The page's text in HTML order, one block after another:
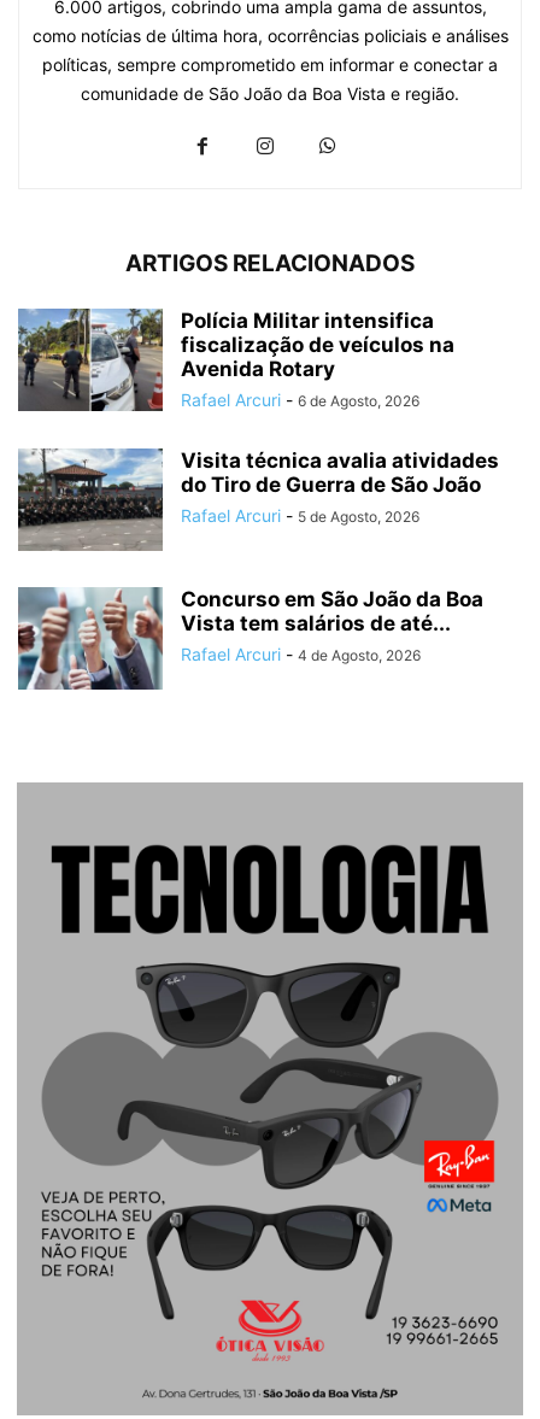
6.000 artigos, cobrindo uma ampla gama de assuntos,
como notícias de última hora, ocorrências policiais e análises
políticas, sempre comprometido em informar e conectar a
comunidade de São João da Boa Vista e região.
ARTIGOS RELACIONADOS
Polícia Militar intensifica
fiscalização de veículos na
Avenida Rotary
Rafael Arcuri - 6 de Agosto, 2026
Visita técnica avalia atividades
do Tiro de Guerra de São João
Rafael Arcuri - 5 de Agosto, 2026
Concurso em São João da Boa
Vista tem salários de até...
Rafael Arcuri - 4 de Agosto, 2026